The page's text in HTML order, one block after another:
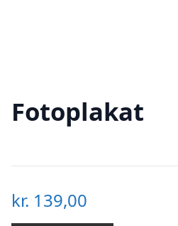
Fotoplakat
kr. 139,00